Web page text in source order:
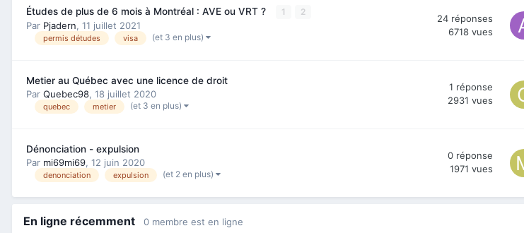
Études de plus de 6 mois à Montréal : AVE ou VRT ? 1 2
Par Pjadern, 11 juillet 2021
permis détudes visa (et 3 en plus)
24 réponses
6718 vues
Metier au Québec avec une licence de droit
Par Quebec98, 18 juillet 2020
quebec metier (et 3 en plus)
1 réponse
2931 vues
Dénonciation - expulsion
Par mi69mi69, 12 juin 2020
denonciation expulsion (et 2 en plus)
0 réponse
1971 vues
En ligne récemment 0 membre est en ligne